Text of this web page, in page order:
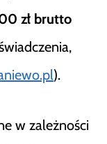
zł brutto
).
w zależności